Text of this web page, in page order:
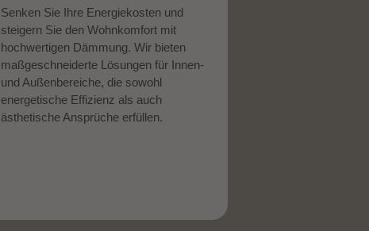
Senken Sie Ihre Energiekosten und
steigern Sie den Wohnkomfort mit
hochwertigen Dämmung. Wir bieten
maßgeschneiderte Lösungen für Innen-
und Außenbereiche, die sowohl
energetische Effizienz als auch
ästhetische Ansprüche erfüllen.